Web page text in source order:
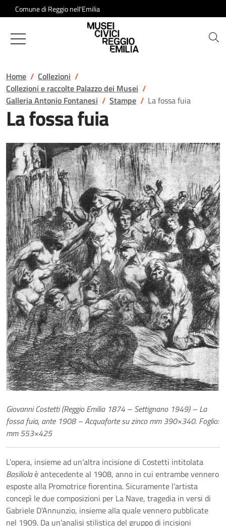
Salta al contenuto
Comune di Reggio nell'Emilia
Musei Civici di Reggio Emilia
Home
Collezioni
Collezioni e raccolte Palazzo dei Musei
Galleria Antonio Fontanesi
Stampe La fossa fuia
La fossa fuia
Giovanni Costetti (Reggio Emilia 1874 – Settignano 1949) – La
fossa fuia, ante 1908 – Acquaforte su zinco mm 390×340. Foglio:
mm 553×425
L’opera, insieme ad un’altra incisione di Costetti intitolata
Basiliolaè antecedente al 1908, anno in cui entrambe vennero
esposte alla Promotrice fiorentina. Sicuramente l’artista
concepì le due composizioni per La Nave, tragedia in versi di
Gabriele D’Annunzio, insieme alla quale vennero pubblicate
nel 1909. Da un’analisi stilistica del gruppo di incisioni